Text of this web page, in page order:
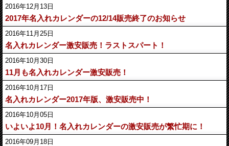
2016年12月13日
2017年名入れカレンダーの12/14販売終了のお知らせ
2016年11月25日
名入れカレンダー激安販売！ラストスパート！
2016年10月30日
11月も名入れカレンダー激安販売！
2016年10月17日
名入れカレンダー2017年版、激安販売中！
2016年10月05日
いよいよ10月！名入れカレンダーの激安販売が繁忙期に！
2016年09月18日